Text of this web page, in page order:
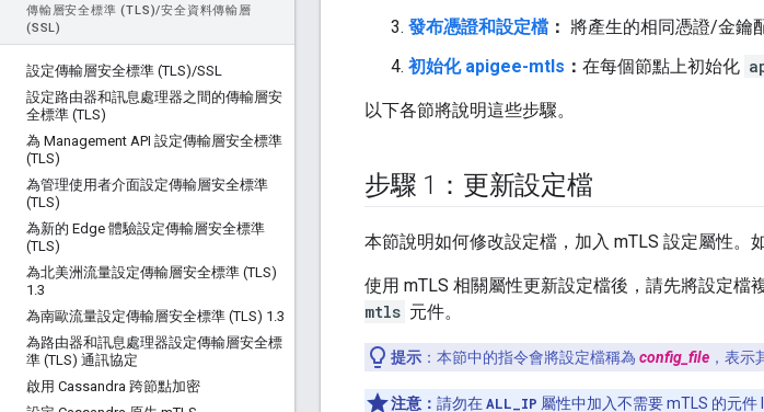
傳輸層安全標準 (TLS)/安全資料傳輸層
(SSL)
設定傳輸層安全標準 (TLS)/SSL
設定路由器和訊息處理器之間的傳輸層安
全標準 (TLS)
為 Management API 設定傳輸層安全標準
(TLS)
為管理使用者介面設定傳輸層安全標準
(TLS)
為新的 Edge 體驗設定傳輸層安全標準
(TLS)
為北美洲流量設定傳輸層安全標準 (TLS)
1 .3
為南歐流量設定傳輸層安全標準 (TLS) 1 .3
為路由器和訊息處理器設定傳輸層安全標
準 (TLS) 通訊協定
啟用 Cassandra 跨節點加密
發布憑證和設定檔 ： 將產生的相同憑證/金鑰
初始化 apigee-mtls ： 在每個節點上初始化
以下各節將說明這些步驟。
步驟 1：更新設定檔
本節說明如何修改設定檔，加入 mTLS 設定屬性。
使用 mTLS 相關屬性更新設定檔後，請先將設定
mtls 元件。
提示 ：本節中的指令會將設定檔稱為 config_file ，表示
注意： 請勿在ALL_IP 屬性中加入不需要 mTLS 的元件